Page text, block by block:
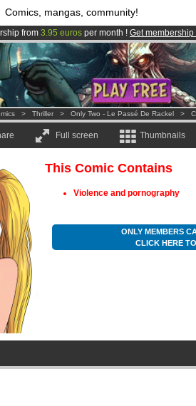
Comics, mangas, community!
from 3.95 euros per month ! Get membership
and 1000comics & mangas!.
is now LIVE!.
> Thriller > Only Two - Le Passé De Rackel >
Full screen Thumbnails
This Comic Contains
Violence and pornography
ONLY MEMBERS
CLICK HERE